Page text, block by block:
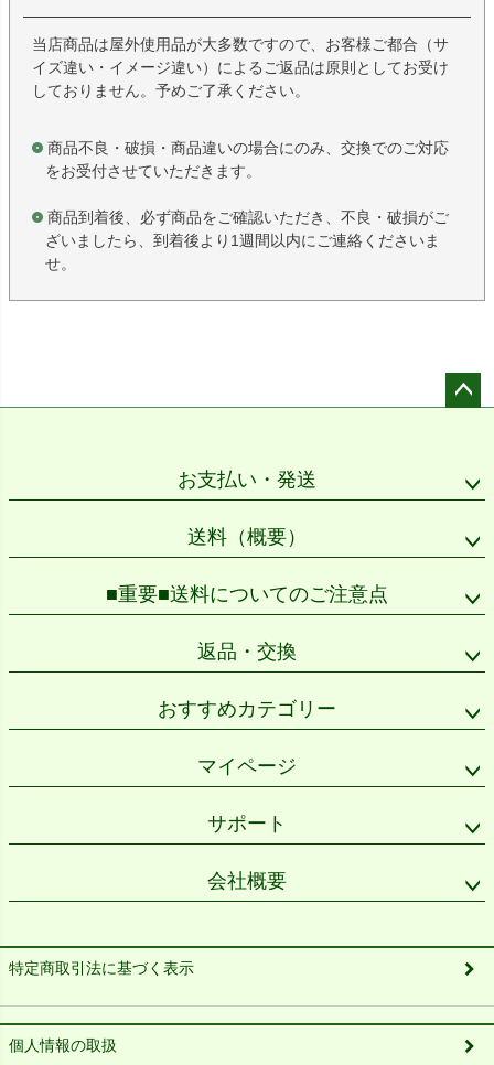
当店商品は屋外使用品が大多数ですので、お客様ご都合（サ
イズ違い・イメージ違い）によるご返品は原則としてお受け
しておりません。予めご了承ください。
商品不良・破損・商品違いの場合にのみ、交換でのご対応
をお受付させていただきます。
商品到着後、必ず商品をご確認いただき、不良・破損がご
ざいましたら、到着後より1週間以内にご連絡くださいま
せ。
お支払い・発送
送料（概要）
■重要■送料についてのご注意点
返品・交換
おすすめカテゴリー
マイページ
サポート
会社概要
特定商取引法に基づく表示
個人情報の取扱